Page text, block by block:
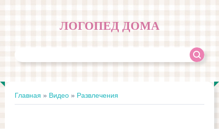
ЛОГОПЕД ДОМА
Главная » Видео » Развлечения